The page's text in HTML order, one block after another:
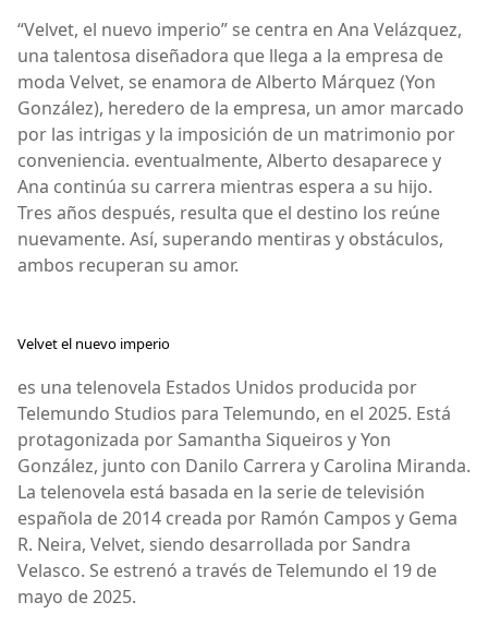
“Velvet, el nuevo imperio” se centra en Ana Velázquez,
una talentosa diseñadora que llega a la empresa de
moda Velvet, se enamora de Alberto Márquez (Yon
González), heredero de la empresa, un amor marcado
por las intrigas y la imposición de un matrimonio por
conveniencia. eventualmente, Alberto desaparece y
Ana continúa su carrera mientras espera a su hijo.
Tres años después, resulta que el destino los reúne
nuevamente. Así, superando mentiras y obstáculos,
ambos recuperan su amor.
Velvet el nuevo imperio
es una telenovela Estados Unidos producida por
Telemundo Studios para Telemundo, en el 2025. Está
protagonizada por Samantha Siqueiros y Yon
González, junto con Danilo Carrera y Carolina Miranda.
La telenovela está basada en la serie de televisión
española de 2014 creada por Ramón Campos y Gema
R. Neira, Velvet, siendo desarrollada por Sandra
Velasco. Se estrenó a través de Telemundo el 19 de
mayo de 2025.